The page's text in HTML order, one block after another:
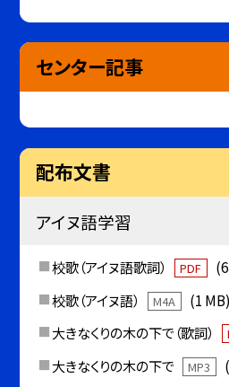
センター記事
配布文書
アイヌ語学習
校歌（アイヌ語歌詞） PDF
校歌（アイヌ語）
M4A
(1 MB)
大きなくりの木の下で（歌詞）
大きなくりの木の下で
MP3